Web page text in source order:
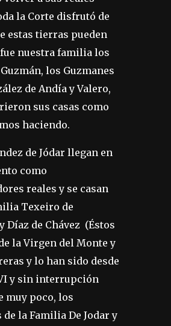
la Corte disfrutó de
estas tierras pueden
nuestra familia los
los Guzmanes
de Andía y Valero,
sus casas como
haciendo.
de Jódar llegan en
como
reales y se casan
Texeiro de
Díaz de Chávez (Éstos
la Virgen del Monte y
y lo han sido desde
y sin interrupción
muy poco, los
la Familia De Jodar y